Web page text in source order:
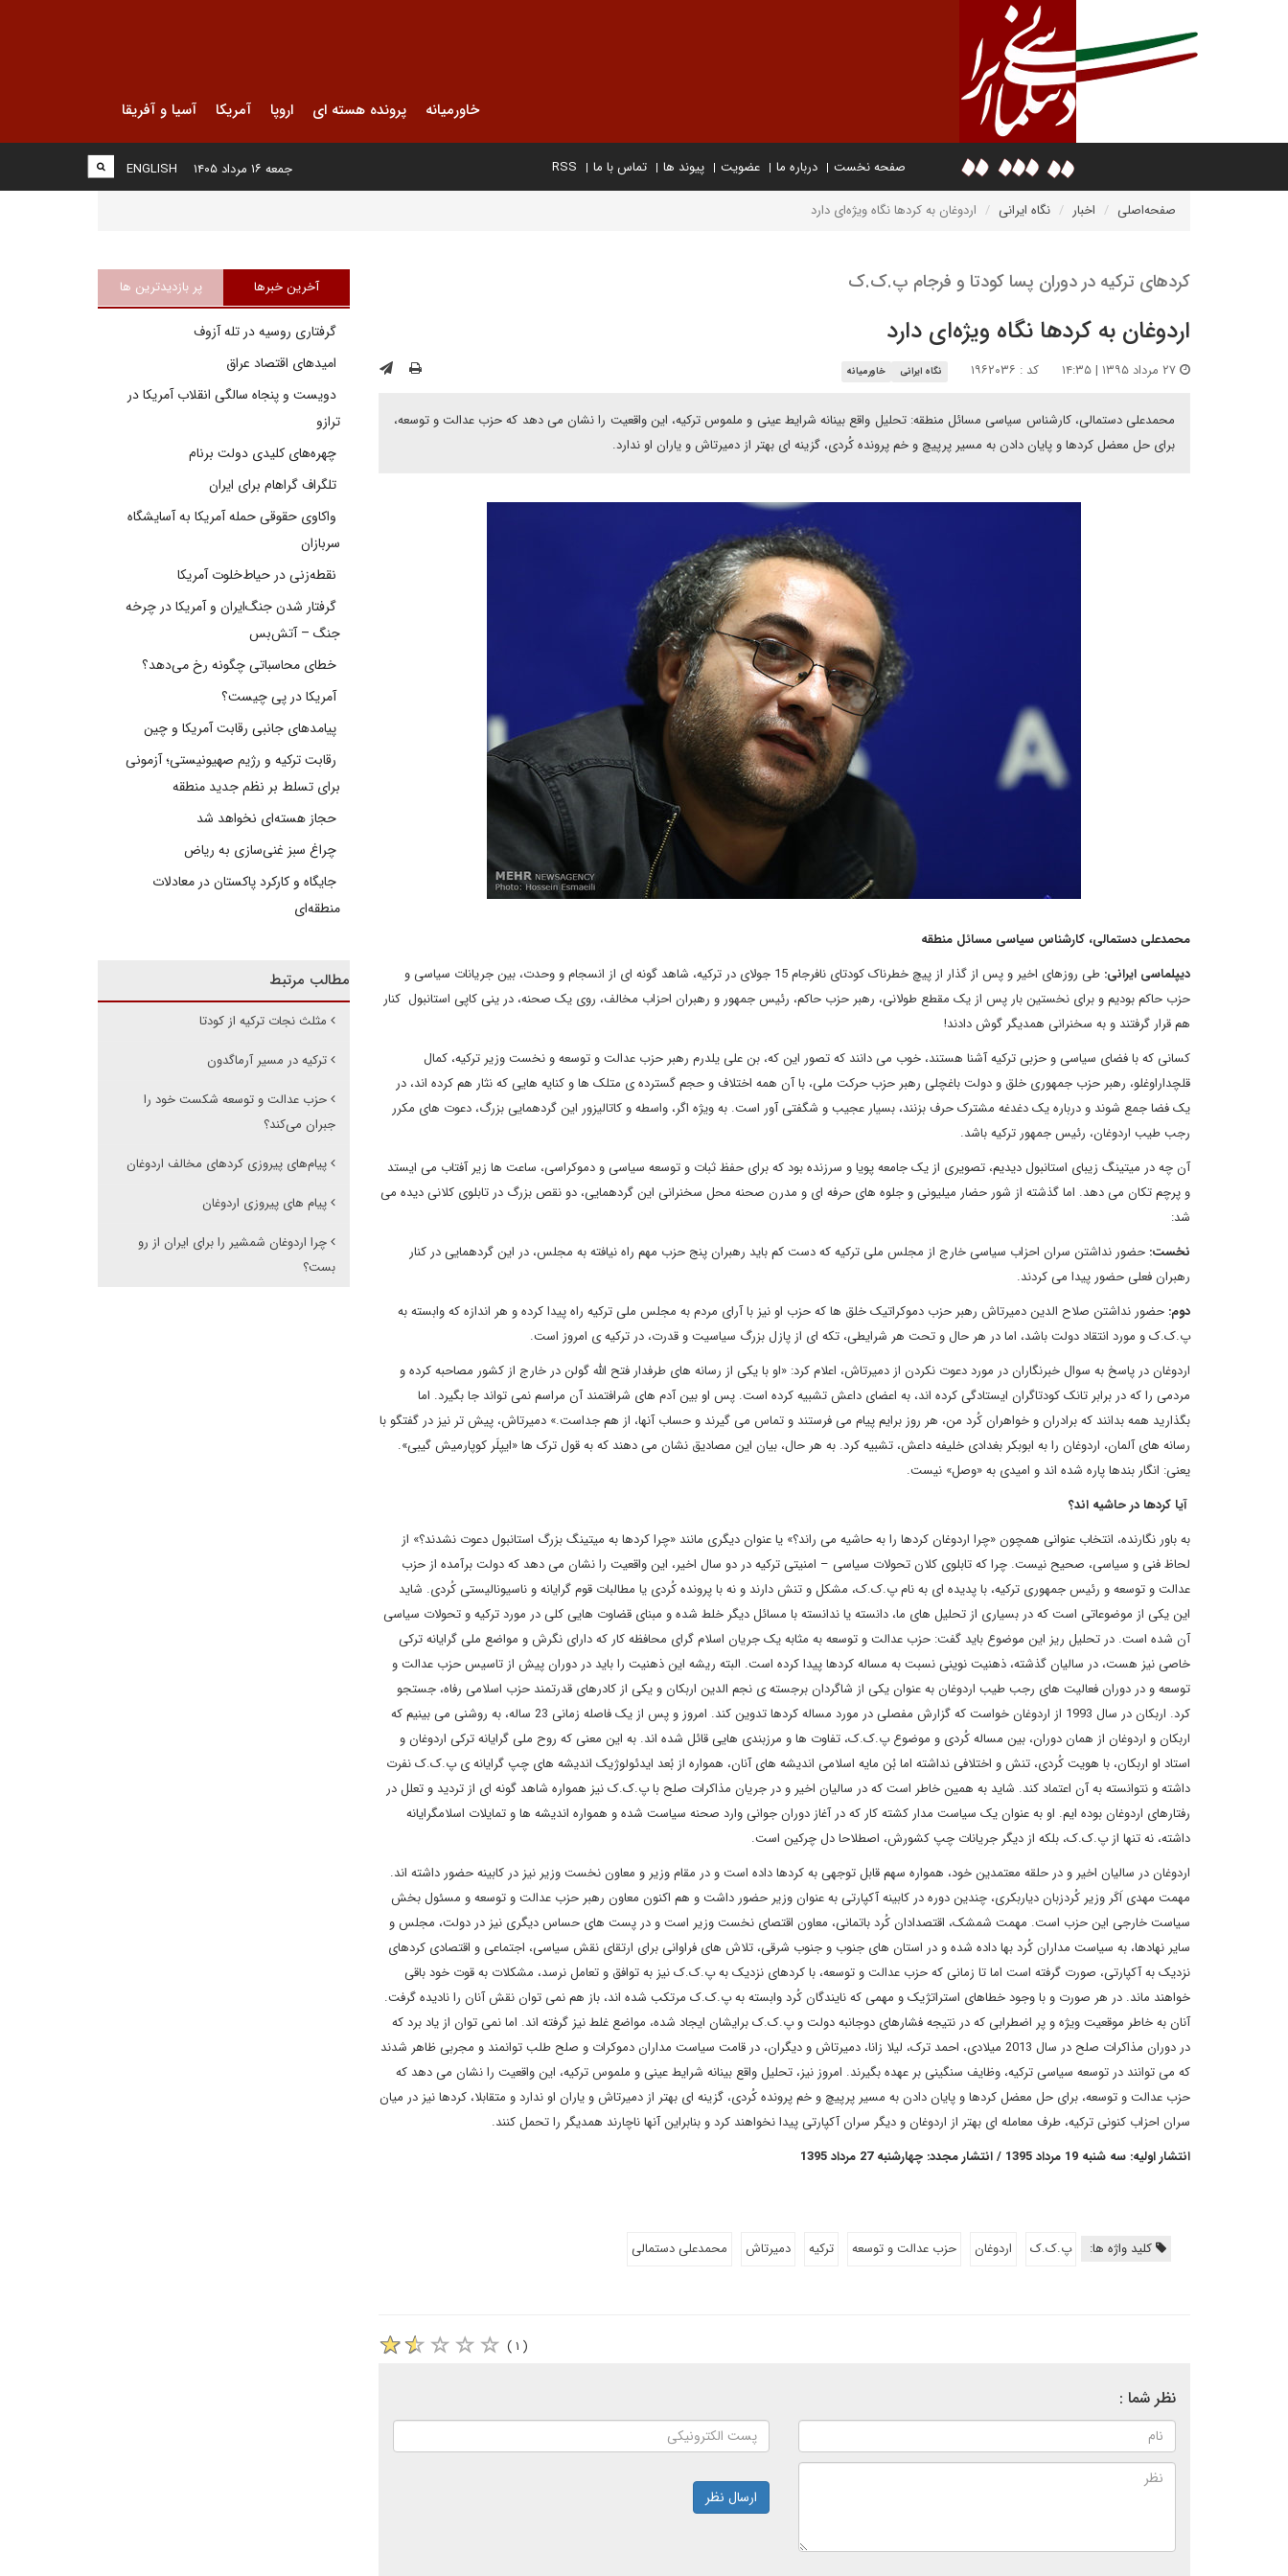
خاورمیانه پرونده هسته ای اروپا آمریکا آسیا و آفریقا
صفحه نخست درباره ما عضویت پیوند ها تماس با ما RSS
ENGLISH جمعه ۱۶ مرداد ۱۴۰۵
صفحه‌اصلی اخبار نگاه ایرانی اردوغان به کردها نگاه ویژه‌ای دارد
کردهای ترکیه در دوران پسا کودتا و فرجام پ.ک.ک
اردوغان به کردها نگاه ویژه‌ای دارد
کد : ۱۹۶۲۰۳۶ نگاه ایرانی خاورمیانه
محمدعلی دستمالی، کارشناس سیاسی مسائل منطقه: تحلیل واقع بینانه شرایط عینی و ملموس ترکیه، این واقعیت را نشان می دهد که حزب عدالت و توسعه،
برای حل معضل کردها و پایان دادن به مسیر پرپیچ و خم پرونده کُردی، گزینه ای بهتر از دمیرتاش و یاران او ندارد.
محمدعلی دستمالی، کارشناس سیاسی مسائل منطقه
دیپلماسی ایرانی:
طی روزهای اخیر و پس از گذار از پیچ خطرناک کودتای نافرجام 15 جولای در ترکیه، شاهد گونه ای از انسجام و وحدت، بین جریانات سیاسی و
حزب حاکم بودیم و برای نخستین بار پس از یک مقطع طولانی، رهبر حزب حاکم، رئیس جمهور و رهبران احزاب مخالف، روی یک صحنه، در ینی کاپی استانبول کنار
هم قرار گرفتند و به سخنرانی همدیگر گوش دادند!
کسانی که با فضای سیاسی و حزبی ترکیه آشنا هستند، خوب می دانند که تصور این که، بن علی یلدرم رهبر حزب عدالت و توسعه و نخست وزیر ترکیه، کمال
قلچداراوغلو، رهبر حزب جمهوری خلق و دولت باغچلی رهبر حزب حرکت ملی، با آن همه اختلاف و حجم گسترده ی متلک ها و کنایه هایی که نثار هم کرده اند، در
یک فضا جمع شوند و درباره یک دغدغه مشترک حرف بزنند، بسیار عجیب و شگفتی آور است. به ویژه اگر، واسطه و کاتالیزور این گردهمایی بزرگ، دعوت های مکرر
رجب طیب اردوغان، رئیس جمهور ترکیه باشد.
آن چه در میتینگ زیبای استانبول دیدیم، تصویری از یک جامعه پویا و سرزنده بود که برای حفظ ثبات و توسعه سیاسی و دموکراسی، ساعت ها زیر آفتاب می ایستد
و پرچم تکان می دهد. اما گذشته از شور حضار میلیونی و جلوه های حرفه ای و مدرن صحنه محل سخنرانی این گردهمایی، دو نقص بزرگ در تابلوی کلانی دیده می
شد:
نخست: حضور نداشتن سران احزاب سیاسی خارج از مجلس ملی ترکیه که دست کم باید رهبران پنج حزب مهم راه نیافته به مجلس، در این گردهمایی در کنار
رهبران فعلی حضور پیدا می کردند.
دوم: حضور نداشتن صلاح الدین دمیرتاش رهبر حزب دموکراتیک خلق ها که حزب او نیز با آرای مردم به مجلس ملی ترکیه راه پیدا کرده و هر اندازه که وابسته به
پ.ک.ک و مورد انتقاد دولت باشد، اما در هر حال و تحت هر شرایطی، تکه ای از پازل بزرگ سیاسیت و قدرت، در ترکیه ی امروز است.
اردوغان در پاسخ به سوال خبرنگاران در مورد دعوت نکردن از دمیرتاش، اعلام کرد: «او با یکی از رسانه های طرفدار فتح الله گولن در خارج از کشور مصاحبه کرده و
مردمی را که در برابر تانک کودتاگران ایستادگی کرده اند، به اعضای داعش تشبیه کرده است. پس او بین آدم های شرافتمند آن مراسم نمی تواند جا بگیرد. اما
بگذارید همه بدانند که برادران و خواهران کُرد من، هر روز برایم پیام می فرستند و تماس می گیرند و حساب آنها، از هم جداست.» دمیرتاش، پیش تر نیز در گفتگو با
رسانه های آلمان، اردوغان را به ابوبکر بغدادی خلیفه داعش، تشبیه کرد. به هر حال، بیان این مصادیق نشان می دهند که به قول ترک ها «ایپلَر کوپارمیش گیبی».
یعنی: انگار بندها پاره شده اند و امیدی به «وصل» نیست.
آیا کردها در حاشیه اند؟
به باور نگارنده، انتخاب عنوانی همچون «چرا اردوغان کردها را به حاشیه می راند؟» یا عنوان دیگری مانند «چرا کردها به میتینگ بزرگ استانبول دعوت نشدند؟» از
لحاظ فنی و سیاسی، صحیح نیست. چرا که تابلوی کلان تحولات سیاسی – امنیتی ترکیه در دو سال اخیر، این واقعیت را نشان می دهد که دولت برآمده از حزب
عدالت و توسعه و رئیس جمهوری ترکیه، با پدیده ای به نام پ.ک.ک، مشکل و تنش دارند و نه با پرونده کُردی یا مطالبات قوم گرایانه و ناسیونالیستی کُردی. شاید
این یکی از موضوعاتی است که در بسیاری از تحلیل های ما، دانسته یا ندانسته با مسائل دیگر خلط شده و مبنای قضاوت هایی کلی در مورد ترکیه و تحولات سیاسی
آن شده است. در تحلیل ریز این موضوع باید گفت: حزب عدالت و توسعه به مثابه یک جریان اسلام گرای محافظه کار که دارای نگرش و مواضع ملی گرایانه ترکی
خاصی نیز هست، در سالیان گذشته، ذهنیت نوینی نسبت به مساله کردها پیدا کرده است. البته ریشه این ذهنیت را باید در دوران پیش از تاسیس حزب عدالت و
توسعه و در دوران فعالیت های رجب طیب اردوغان به عنوان یکی از شاگردان برجسته ی نجم الدین اربکان و یکی از کادرهای قدرتمند حزب اسلامی رفاه، جستجو
کرد. اربکان در سال 1993 از اردوغان خواست که گزارش مفصلی در مورد مساله کردها تدوین کند. امروز و پس از یک فاصله زمانی 23 ساله، به روشنی می بینیم که
اربکان و اردوغان از همان دوران، بین مساله کُردی و موضوع پ.ک.ک، تفاوت ها و مرزبندی هایی قائل شده اند. به این معنی که روح ملی گرایانه ترکی اردوغان و
استاد او اربکان، با هویت کُردی، تنش و اختلافی نداشته اما بُن مایه اسلامی اندیشه های آنان، همواره از بُعد ایدئولوژیک اندیشه های چپ گرایانه ی پ.ک.ک نفرت
داشته و نتوانسته به آن اعتماد کند. شاید به همین خاطر است که در سالیان اخیر و در جریان مذاکرات صلح با پ.ک.ک نیز همواره شاهد گونه ای از تردید و تعلل در
رفتارهای اردوغان بوده ایم. او به عنوان یک سیاست مدار کشته کار که در آغاز دوران جوانی وارد صحنه سیاست شده و همواره اندیشه ها و تمایلات اسلامگرایانه
داشته، نه تنها از پ.ک.ک، بلکه از دیگر جریانات چپ کشورش، اصطلاحا دل چرکین است.
اردوغان در سالیان اخیر و در حلقه معتمدین خود، همواره سهم قابل توجهی به کردها داده است و در مقام وزیر و معاون نخست وزیر نیز در کابینه حضور داشته اند.
مهمت مهدی اَکَر وزیر کُردزبان دیاربکری، چندین دوره در کابینه آکپارتی به عنوان وزیر حضور داشت و هم اکنون معاون رهبر حزب عدالت و توسعه و مسئول بخش
سیاست خارجی این حزب است. مهمت شمشک، اقتصدادان کُرد باتمانی، معاون اقتصای نخست وزیر است و در پست های حساس دیگری نیز در دولت، مجلس و
سایر نهادها، به سیاست مداران کُرد بها داده شده و در استان های جنوب و جنوب شرقی، تلاش های فراوانی برای ارتقای نقش سیاسی، اجتماعی و اقتصادی کردهای
نزدیک به آکپارتی، صورت گرفته است اما تا زمانی که حزب عدالت و توسعه، با کردهای نزدیک به پ.ک.ک نیز به توافق و تعامل نرسد، مشکلات به قوت خود باقی
خواهند ماند. در هر صورت و با وجود خطاهای استراتژیک و مهمی که نایندگان کُرد وابسته به پ.ک.ک مرتکب شده اند، باز هم نمی توان نقش آنان را نادیده گرفت.
آنان به خاطر موقعیت ویژه و پر اضطرابی که در نتیجه فشارهای دوجانبه دولت و پ.ک.ک برایشان ایجاد شده، مواضع غلط نیز گرفته اند. اما نمی توان از یاد برد که
در دوران مذاکرات صلح در سال 2013 میلادی، احمد ترک، لیلا زانا، دمیرتاش و دیگران، در قامت سیاست مداران دموکرات و صلح طلب توانمند و مجربی ظاهر شدند
که می توانند در توسعه سیاسی ترکیه، وظایف سنگینی بر عهده بگیرند. امروز نیز، تحلیل واقع بینانه شرایط عینی و ملموس ترکیه، این واقعیت را نشان می دهد که
حزب عدالت و توسعه، برای حل معضل کردها و پایان دادن به مسیر پرپیچ و خم پرونده کُردی، گزینه ای بهتر از دمیرتاش و یاران او ندارد و متقابلا، کردها نیز در میان
سران احزاب کنونی ترکیه، طرف معامله ای بهتر از اردوغان و دیگر سران آکپارتی پیدا نخواهند کرد و بنابراین آنها ناچارند همدیگر را تحمل کنند.
انتشار اولیه: سه شنبه 19 مرداد 1395 / انتشار مجدد: چهارشنبه 27 مرداد 1395
کلید واژه ها: پ.ک.ک اردوغان حزب عدالت و توسعه ترکیه دمیرتاش محمدعلی دستمالی
( ۱ )
نظر شما :
ارسال نظر
آخرین خبرها پر بازدیدترین ها
گرفتاری روسیه در تله آزوف
امیدهای اقتصاد عراق
دویست و پنجاه سالگی انقلاب آمریکا در
ترازو
چهره‌های کلیدی دولت برنام
تلگراف گراهام برای ایران
واکاوی حقوقی حمله آمریکا به آسایشگاه
سربازان
نقطه‌زنی در حیاط‌خلوت آمریکا
گرفتار شدن جنگ‌ایران و آمریکا در چرخه
جنگ – آتش‌بس
خطای محاسباتی چگونه رخ می‌دهد؟
آمریکا در پی چیست؟
پیامدهای جانبی رقابت آمریکا و چین
رقابت ترکیه و رژیم صهیونیستی؛ آزمونی
برای تسلط بر نظم جدید منطقه
حجاز هسته‌ای نخواهد شد
چراغ سبز غنی‌سازی به ریاض
جایگاه و کارکرد پاکستان در معادلات
منطقه‌ای
مطالب مرتبط
مثلث نجات ترکیه از کودتا
ترکیه در مسیر آرماگدون
حزب عدالت و توسعه شکست خود را
جبران می‌کند؟
پیام‌های پیروزی کردهای مخالف اردوغان
پیام های پیروزی اردوغان
چرا اردوغان شمشیر را برای ایران از رو
بست؟